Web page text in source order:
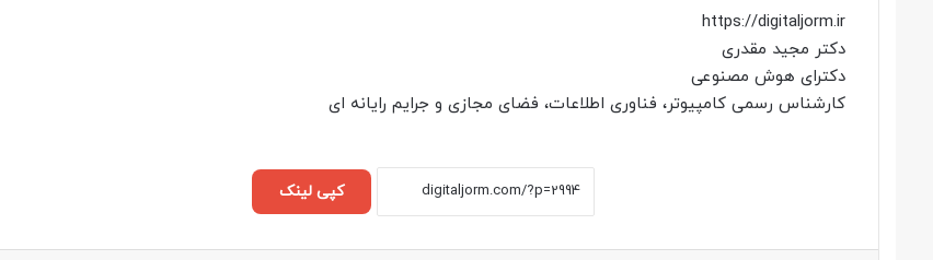
https://digitaljorm.ir
دکتر مجید مقدری
دکترای هوش مصنوعی
کارشناس رسمی کامپیوتر، فناوری اطلاعات، فضای مجازی و جرایم رایانه ای
کپی لینک